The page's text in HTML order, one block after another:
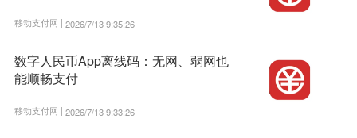
移动支付网 | 2026/7/13 9:35:26
数字人民币App离线码：无网、弱网也
能顺畅支付
移动支付网 | 2026/7/13 9:33:26